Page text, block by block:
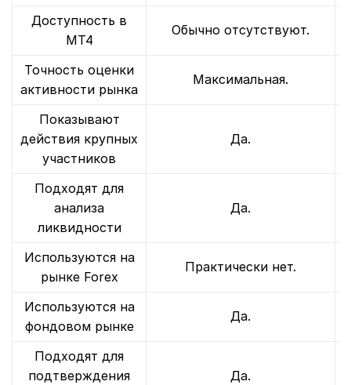
Доступность в
MT4
Обычно отсутствуют.
Точность оценки
активности рынка
Максимальная.
Показывают
действия крупных
участников
Да.
Подходят для
анализа
ликвидности
Да.
Используются на
рынке Forex
Практически нет.
Используются на
фондовом рынке
Да.
Подходят для
подтверждения
Да.